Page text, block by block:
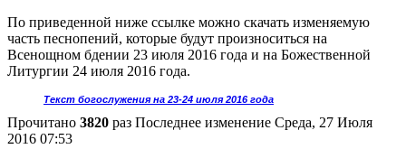
По приведенной ниже ссылке можно скачать изменяемую
часть песнопений, которые будут произноситься на
Всенощном бдении 23 июля 2016 года и на Божественной
Литургии 24 июля 2016 года.
Текст богослужения на 23-24 июля 2016 года
Прочитано 3820 раз Последнее изменение Среда, 27 Июля
2016 07:53